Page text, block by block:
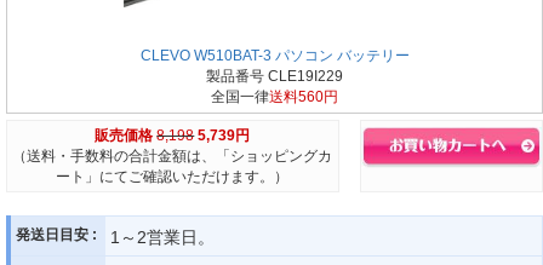
CLEVO W510BAT-3 パソコン バッテリー
製品番号 CLE19I229
全国一律送料560円
販売価格 8,198 5,739円
（送料・手数料の合計金額は、「ショッピングカ
ート」にてご確認いただけます。）
発送日目安 : 1～2営業日。